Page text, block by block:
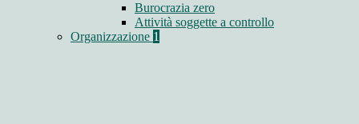
Burocrazia zero
Attività soggette a controllo
Organizzazione 1